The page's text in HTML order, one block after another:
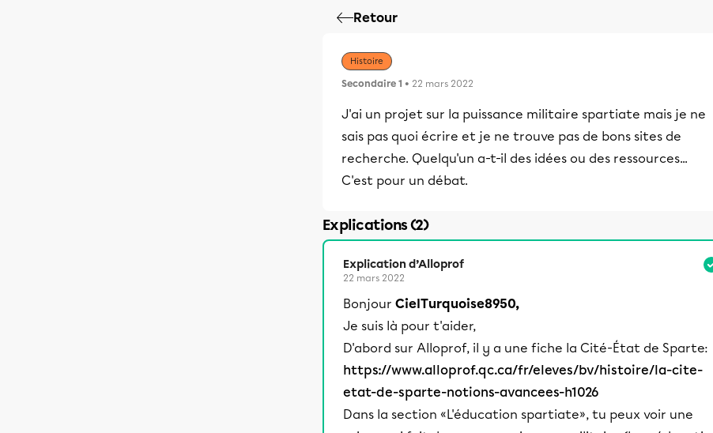
Retour
Histoire
Secondaire 1 • 22 mars 2022
J'ai un projet sur la puissance militaire spartiate mais je ne
sais pas quoi écrire et je ne trouve pas de bons sites de
recherche. Quelqu'un a-t-il des idées ou des ressources...
C'est pour un débat.
Explications (2)
Explication d’Alloprof
22 mars 2022
Bonjour CielTurquoise8950,
Je suis là pour t'aider,
D'abord sur Alloprof, il y a une fiche la Cité-État de Sparte:
https://www.alloprof.qc.ca/fr/eleves/bv/histoire/la-cite-
etat-de-sparte-notions-avancees-h1026
Dans la section «L'éducation spartiate», tu peux voir une